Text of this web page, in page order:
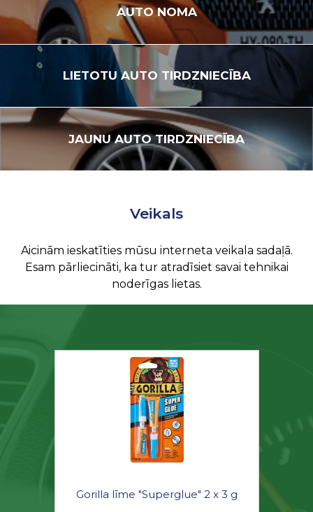
AUTONOMA
LIETOTUAUTO TIRDZNIECĪBA
JAUNUAUTO TIRDZNIECĪBA
Veikals
Aicinām ieskatīties mūsu interneta veikala sadaļā.
Esam pārliecināti, ka tur atradīsiet savai tehnikai
noderīgas lietas.
Gorilla līme "Superglue" 2 x 3 g